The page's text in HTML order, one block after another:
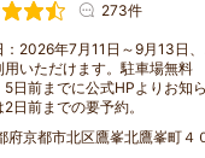
273件
：2026年7月11日～9月13日
用いただけます。駐車場無
5日前までに公式HPよりお知
日前までの要予約。
府京都市北区鷹峯北鷹峯町４